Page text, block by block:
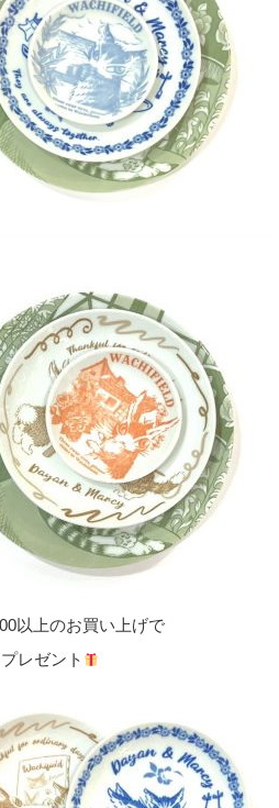
以上のお買い上げで
レゼント